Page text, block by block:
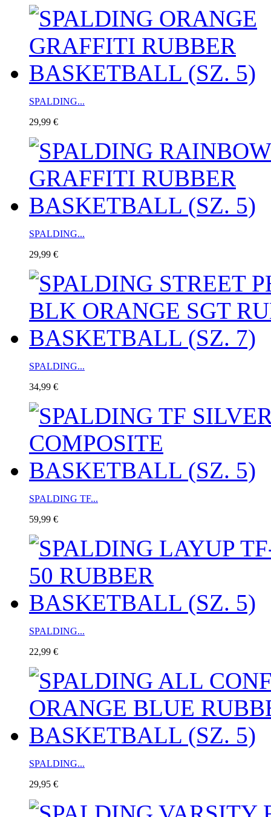
SPALDING...
29,99 €
SPALDING...
29,99 €
SPALDING...
34,99 €
SPALDING TF...
59,99 €
SPALDING...
22,99 €
SPALDING...
29,95 €